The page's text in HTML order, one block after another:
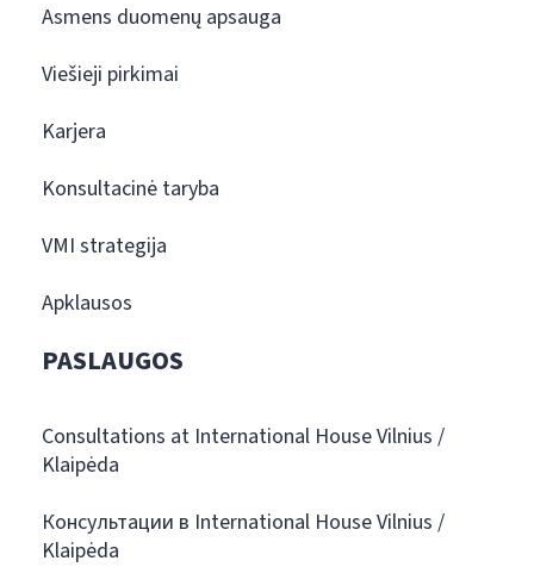
Asmens duomenų apsauga
Viešieji pirkimai
Karjera
Konsultacinė taryba
VMI strategija
Apklausos
PASLAUGOS
Consultations at International House Vilnius /
Klaipėda
Консультации в International House Vilnius /
Klaipėda